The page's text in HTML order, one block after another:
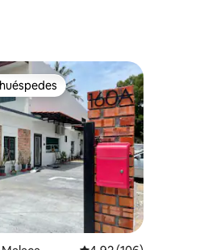
173 evaluaciones